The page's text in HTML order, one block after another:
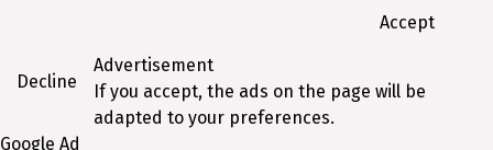
Accept
Decline
Advertisement
If you accept, the ads on the page will be
adapted to your preferences.
Google Ad